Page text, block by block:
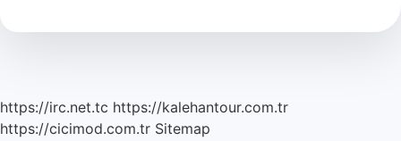
https://irc.net.tc https://kalehantour.com.tr
https://cicimod.com.tr Sitemap